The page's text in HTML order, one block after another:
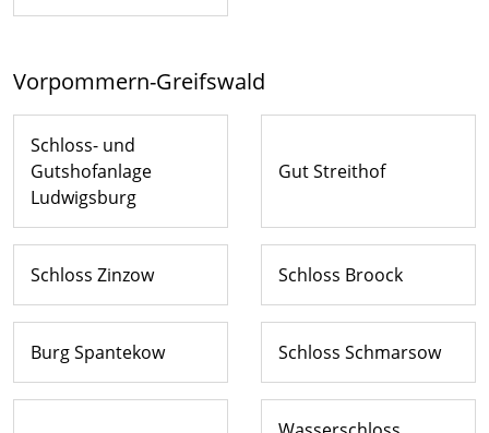
Vorpommern-Greifswald
Schloss- und
Gutshofanlage
Ludwigsburg
Gut Streithof
Schloss Zinzow Schloss Broock
Burg Spantekow Schloss Schmarsow